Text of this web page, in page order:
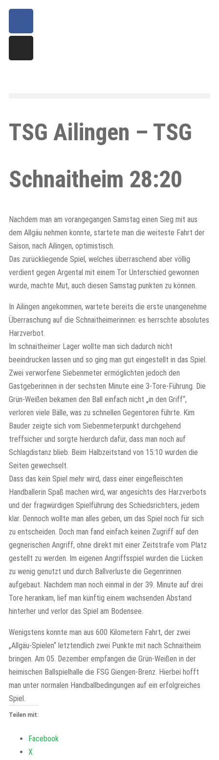
TSG Ailingen – TSG
Schnaitheim 28:20
Nachdem man am vorangegangen Samstag einen Sieg mit aus
dem Allgäu nehmen konnte, startete man die weiteste Fahrt der
Saison, nach Ailingen, optimistisch.
Das zurückliegende Spiel, welches überraschend aber völlig
verdient gegen Argental mit einem Tor Unterschied gewonnen
wurde, machte Mut, auch diesen Samstag punkten zu können.
In Ailingen angekommen, wartete bereits die erste unangenehme
Überraschung auf die Schnaitheimerinnen: es herrschte absolutes
Harzverbot.
Im schnaitheimer Lager wollte man sich dadurch nicht
beeindrucken lassen und so ging man gut eingestellt in das Spiel.
Zwei verworfene Siebenmeter ermöglichten jedoch den
Gastgeberinnen in der sechsten Minute eine 3-Tore-Führung. Die
Grün-Weißen bekamen den Ball einfach nicht „in den Griff“,
verloren viele Bälle, was zu schnellen Gegentoren führte. Kim
Bauder zeigte sich vom Siebenmeterpunkt durchgehend
treffsicher und sorgte hierdurch dafür, dass man noch auf
Schlagdistanz blieb. Beim Halbzeitstand von 15:10 wurden die
Seiten gewechselt.
Dass das kein Spiel mehr wird, dass einer eingefleischten
Handballerin Spaß machen wird, war angesichts des Harzverbots
und der fragwürdigen Spielführung des Schiedsrichters, jedem
klar. Dennoch wollte man alles geben, um das Spiel noch für sich
zu entscheiden. Doch man fand einfach keinen Zugriff auf den
gegnerischen Angriff, ohne direkt mit einer Zeitstrafe vom Platz
gestellt zu werden. Im eigenen Angriffsspiel wurden die Lücken
zu wenig genutzt und durch Ballverluste die Gegenrinnen
aufgebaut. Nachdem man noch einmal in der 39. Minute auf drei
Tore herankam, lief man künftig einem wachsenden Abstand
hinterher und verlor das Spiel am Bodensee.
Wenigstens konnte man aus 600 Kilometern Fahrt, der zwei
„Allgäu-Spielen“ letztendlich zwei Punkte mit nach Schnaitheim
bringen. Am 05. Dezember empfangen die Grün-Weißen in der
heimischen Ballspielhalle die FSG Giengen-Brenz. Hierbei hofft
man unter normalen Handballbedingungen auf ein erfolgreiches
Spiel.
Teilen mit:
Facebook
X